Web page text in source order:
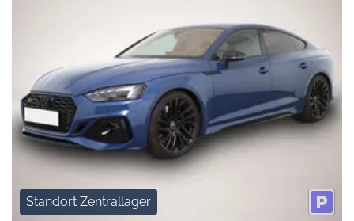
Standort Zentrallager